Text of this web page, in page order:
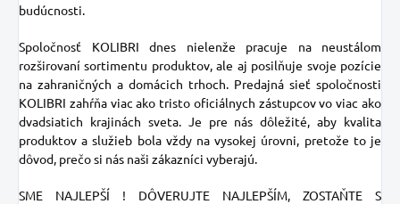
budúcnosti.
Spoločnosť KOLIBRI dnes nielenže pracuje na neustálom
rozširovaní sortimentu produktov, ale aj posilňuje svoje pozície
na zahraničných a domácich trhoch. Predajná sieť spoločnosti
KOLIBRI zahŕňa viac ako tristo oficiálnych zástupcov vo viac ako
dvadsiatich krajinách sveta. Je pre nás dôležité, aby kvalita
produktov a služieb bola vždy na vysokej úrovni, pretože to je
dôvod, prečo si nás naši zákazníci vyberajú.
SME NAJLEPŠÍ ! DÔVERUJTE NAJLEPŠÍM, ZOSTAŇTE S